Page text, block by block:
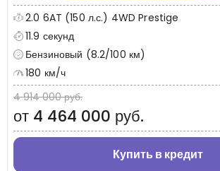
2.0 6AT (150 л.с.) 4WD Prestige
11.9 секунд
Бензиновый (8.2/100 км)
180 км/ч
4 914 000 руб.
от 4 464 000 руб.
Купить в кредит